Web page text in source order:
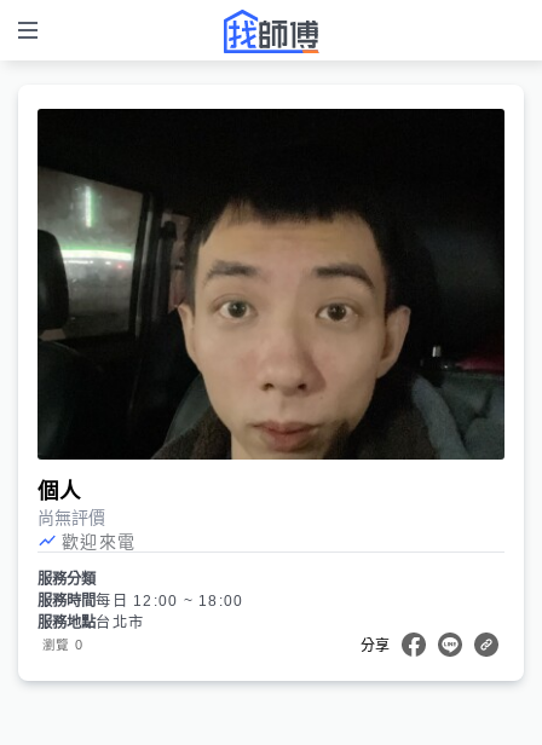
個人
尚無評價
歡迎來電
服務分類
服務時間每日 12:00 ~ 18:00
服務地點台北市
瀏覽 0 分享